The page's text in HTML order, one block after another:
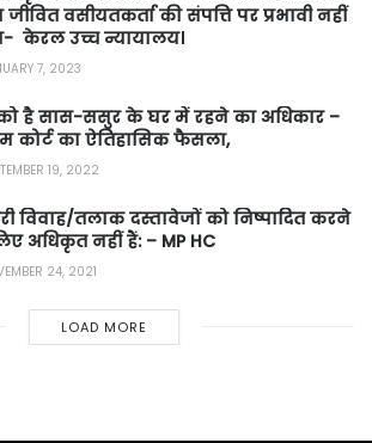
जीवित वसीयतकर्ता की संपत्ति पर प्रभावी नहीं
केरल उच्च न्यायालय।
7, 2023
है सास-ससुर के घर में रहने का अधिकार –
कोर्ट का ऐतिहासिक फैसला,
19, 2022
विवाह/तलाक दस्तावेजों को निष्पादित करने
अधिकृत नहीं हैं: – MP HC
24, 2021
LOAD MORE